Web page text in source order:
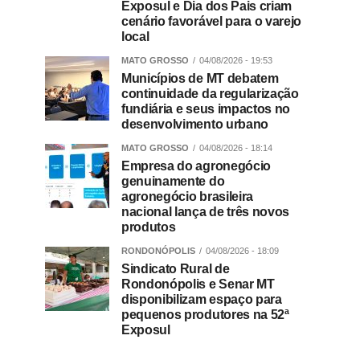
Exposul e Dia dos Pais criam
cenário favorável para o varejo
local
MATO GROSSO 04/08/2026 - 19:53
Municípios de MT debatem
continuidade da regularização
fundiária e seus impactos no
desenvolvimento urbano
MATO GROSSO 04/08/2026 - 18:14
Empresa do agronegócio
genuinamente do
agronegócio brasileira
nacional lança de três novos
produtos
RONDONÓPOLIS 04/08/2026 - 18:09
Sindicato Rural de
Rondonópolis e Senar MT
disponibilizam espaço para
pequenos produtores na 52ª
Exposul